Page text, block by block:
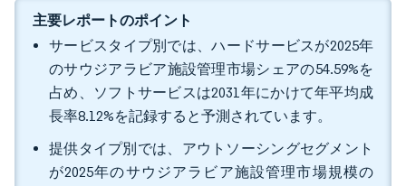
主要レポートのポイント
サービスタイプ別では、ハードサービスが2025年
のサウジアラビア施設管理市場シェアの54.59%を
占め、ソフトサービスは2031年にかけて年平均成
長率8.12%を記録すると予測されています。
提供タイプ別では、アウトソーシングセグメント
が2025年のサウジアラビア施設管理市場規模の